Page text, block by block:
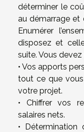
déterminer le
au démarrage et
Enumérer
disposez et
suite. Vous devez
• Vos apports
tout ce que
votre projet.
• Chiffrer vos
salaires nets.
•